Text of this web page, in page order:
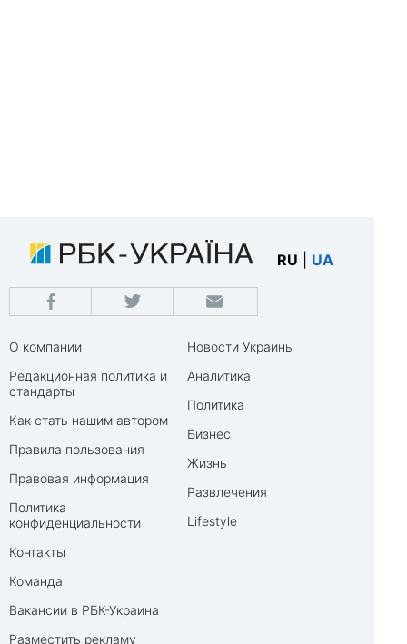
RU UA
О компании
Редакционная политика и
стандарты
Как стать нашим автором
Правила пользования
Правовая информация
Политика
конфиденциальности
Контакты
Команда
Вакансии в РБК-Украина
Разместить рекламу
Новости Украины
Аналитика
Политика
Бизнес
Жизнь
Развлечения
Lifestyle